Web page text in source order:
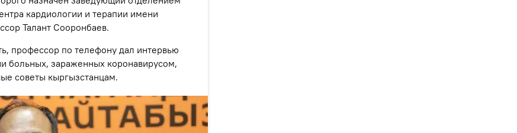
кардиологии и терапии имени
Талант Сооронбаев.
профессор по телефону дал интервью
больных, зараженных коронавирусом,
советы кыргызстанцам.